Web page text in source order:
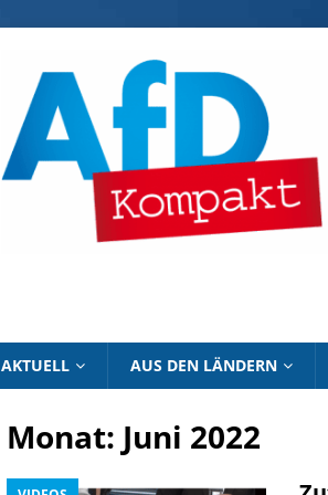
AKTUELL AUS DEN LÄNDERN
Monat: Juni 2022